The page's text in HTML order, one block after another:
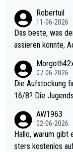
Robertuil
11-06-2026
Das beste, was
assieren konnte,
07-06-2026
Die Aufstockung
16/8? Die Jugendspiele waren letztes Jahr durchaus sehr kurz
Allerdings ist Mitchell Lawrie als
ziert. Somit
sters erstmal nichts. Ich denke sie wollen damit für
AW1963
02-06-2026
Hallo, warum gibt es keinen Hinweis, dass die Nordic Darts Ma
sters kostenlos